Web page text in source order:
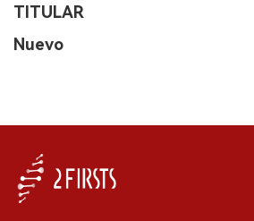
TITULAR
Nuevo